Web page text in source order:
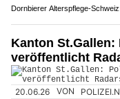
Dornbierer Alterspflege-
Kanton St.Gallen:
veröffentlicht
20.06.26 VON